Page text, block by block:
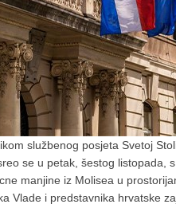
službenog posjeta Svetoj
se u petak, šestog listopada,
manjine iz Molisea u
Vlade i predstavnika hrvatske